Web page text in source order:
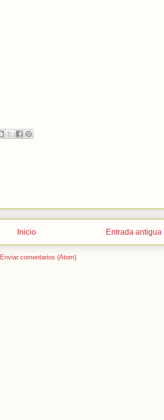
Entrada antigua
Inicio
Enviar comentarios (Atom)